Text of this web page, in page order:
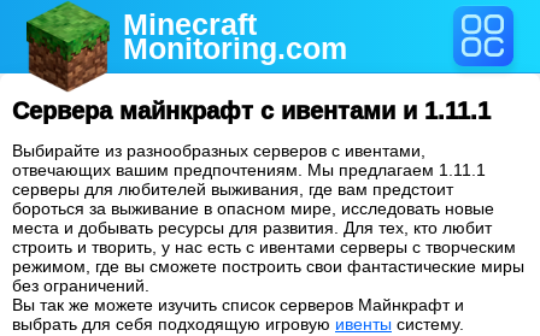
Minecraft
Monitoring.com
Сервера майнкрафт с ивентами и 1.11.1
Выбирайте из разнообразных серверов с ивентами,
отвечающих вашим предпочтениям. Мы предлагаем 1.11.1
серверы для любителей выживания, где вам предстоит
бороться за выживание в опасном мире, исследовать новые
места и добывать ресурсы для развития. Для тех, кто любит
строить и творить, у нас есть с ивентами серверы с творческим
режимом, где вы сможете построить свои фантастические миры
без ограничений.
Вы так же можете изучить список серверов Майнкрафт и
выбрать для себя подходящую игровую ивенты систему.